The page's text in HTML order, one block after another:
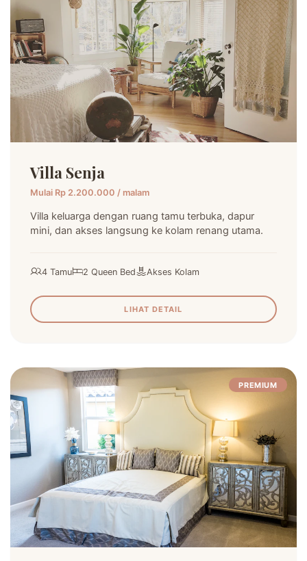
Villa Senja
Mulai Rp 2.200.000 / malam
Villa keluarga dengan ruang tamu terbuka, dapur
mini, dan akses langsung ke kolam renang utama.
4 Tamu 2 Queen Bed Akses Kolam
LIHAT DETAIL
PREMIUM